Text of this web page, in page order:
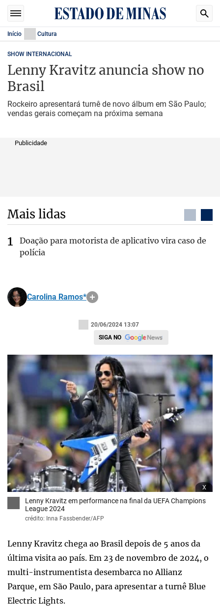
Início Cultura
SHOW INTERNACIONAL
Lenny Kravitz anuncia show no
Brasil
Rockeiro apresentará turnê de novo álbum em São Paulo;
vendas gerais começam na próxima semana
Publicidade
Mais lidas
Doação para motorista de aplicativo vira caso de
polícia
Carolina Ramos*
20/06/2024 13:07
SIGA NO
x
Lenny Kravitz em performance na final da UEFA Champions
League 2024
crédito: Inna Fassbender/AFP
Lenny Kravitz chega ao Brasil depois de 5 anos da
última visita ao país. Em 23 de novembro de 2024, o
multi-instrumentista desembarca no Allianz
Parque, em São Paulo, para apresentar a turnê Blue
Electric Lights.